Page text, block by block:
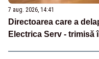
7 aug. 2026, 14:41
Directoarea care a
Electrica Serv - trimisă